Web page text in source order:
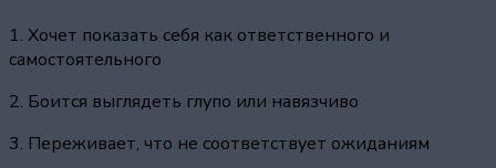
1. Хочет показать себя как ответственного и
самостоятельного
2. Боится выглядеть глупо или навязчиво
3. Переживает, что не соответствует ожиданиям